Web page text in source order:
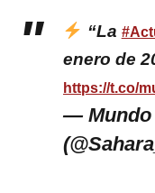
“La
enero de
https://t.co/
— Mundo